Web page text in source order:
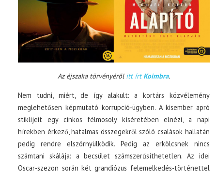
Az éjszaka törvényéről itt írt Koimbra.
Nem tudni, miért, de így alakult: a kortárs közvélemény
meglehetősen képmutató korrupció-ügyben. A kisember apró
stiklijeit egy cinkos félmosoly kíséretében elnézi, a napi
hírekben érkező, hatalmas összegekről szóló csalások hallatán
pedig rendre elszörnyülködik. Pedig az erkölcsnek nincs
számtani skálája: a becsület számszerűsíthetetlen. Az idei
Oscar-szezon során két grandiózus felemelkedés-történettel